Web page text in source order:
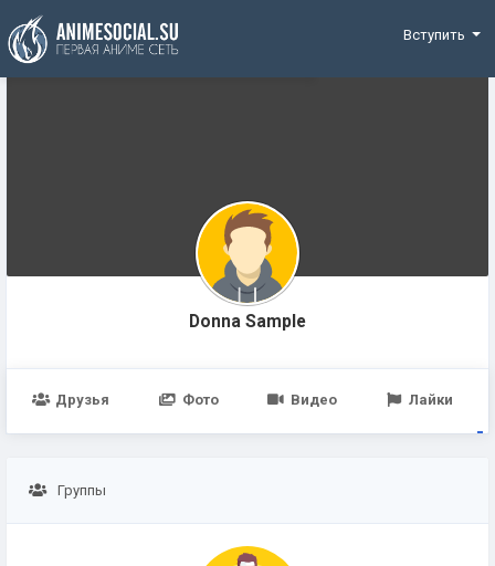
Funding
Вступить
Donna Sample
Друзья Фото Видео Лайки
Группы